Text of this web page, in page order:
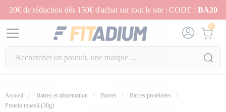
20€ de réduction dès 150€ d'achat sur tout le site | CODE : BA20
0
Accueil Barres et alimentation Barres
Barres protéinées
Protein muesli (30g)